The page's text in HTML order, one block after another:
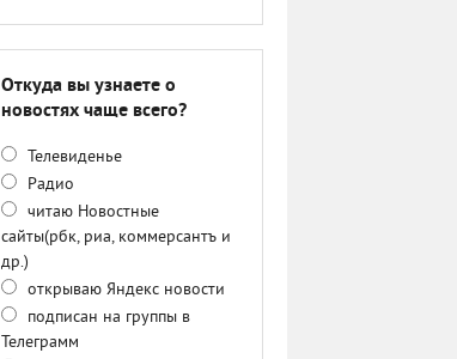
Откуда вы узнаете о
новостях чаще всего?
Телевиденье
Радио
читаю Новостные
сайты(рбк, риа, коммерсантъ и
др.)
открываю Яндекс новости
подписан на группы в
Телеграмм